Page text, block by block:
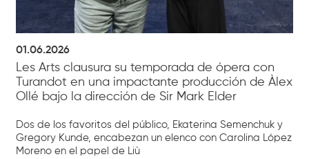
01.06.2026
Les Arts clausura su temporada de ópera con
Turandot en una impactante producción de Àlex
Ollé bajo la dirección de Sir Mark Elder
Dos de los favoritos del público, Ekaterina Semenchuk y
Gregory Kunde, encabezan un elenco con Carolina López
Moreno en el papel de Liù